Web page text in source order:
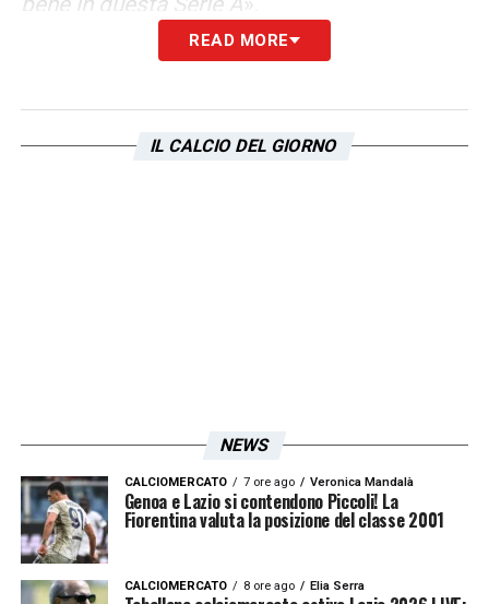
READ MORE
IL CALCIO DEL GIORNO
NEWS
CALCIOMERCATO 7 ore ago Veronica Mandalà
Genoa e Lazio si contendono Piccoli! La
Fiorentina valuta la posizione del classe 2001
CALCIOMERCATO 8 ore ago Elia Serra